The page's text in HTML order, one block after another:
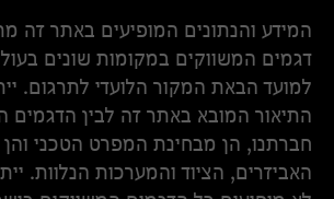
המידע והנתונים המופיעים באתר זה
דגמים המשווקים במקומות שונים
למועד הבאת המקור הלועדי לתרגום.
התיאור המובא באתר זה לבין הדגמים
חברתנו, הן מבחינת המפרט הטכני
האביזרים, הציוד והמערכות הנלוות.